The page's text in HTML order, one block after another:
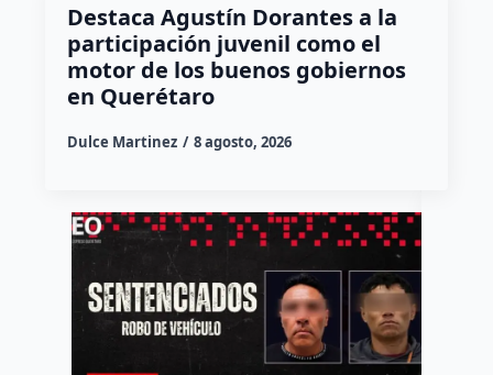
Destaca Agustín Dorantes a la
participación juvenil como el
motor de los buenos gobiernos
en Querétaro
Dulce Martinez 8 agosto, 2026